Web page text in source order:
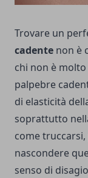
Trovare un
cadente non è
chi non è
palpebre
di elasticità
soprattutto
come
nascondere
senso di